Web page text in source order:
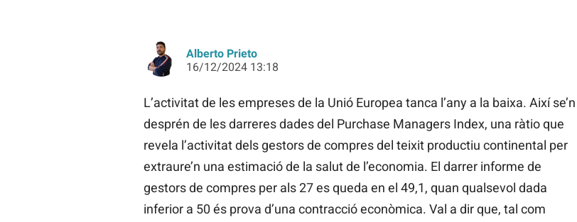
Alberto Prieto
16/12/2024 13:18
L’activitat de les empreses de la Unió Europea tanca l’any a la baixa. Així se’n
desprén de les darreres dades del Purchase Managers Index, una ràtio que
revela l’activitat dels gestors de compres del teixit productiu continental per
extraure’n una estimació de la salut de l’economia. El darrer informe de
gestors de compres per als 27 es queda en el 49,1, quan qualsevol dada
inferior a 50 és prova d’una contracció econòmica. Val a dir que, tal com